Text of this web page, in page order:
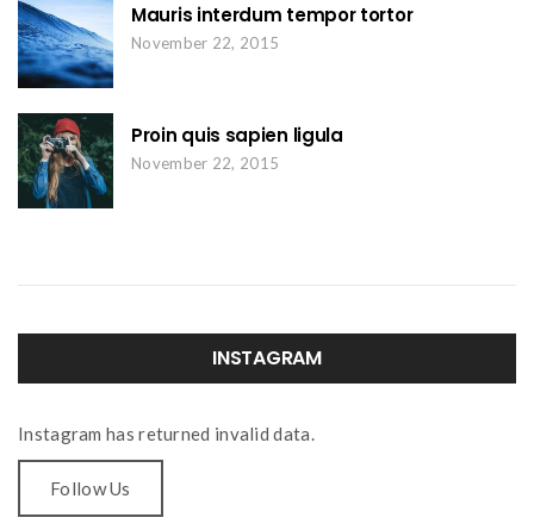
Mauris interdum tempor tortor
November 22, 2015
Proin quis sapien ligula
November 22, 2015
INSTAGRAM
Instagram has returned invalid data.
Follow Us